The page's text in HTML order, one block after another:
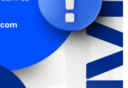
2 de maio de 2020 at 14:57
abordado de forma profissional.
qualidade. Parabéns!
11 de outubro de 2025 at 00:03